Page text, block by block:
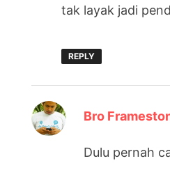
tak layak jadi
REPLY
Bro
Dulu pernah